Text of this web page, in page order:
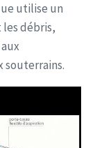
utilise un
débris,
souterrains.